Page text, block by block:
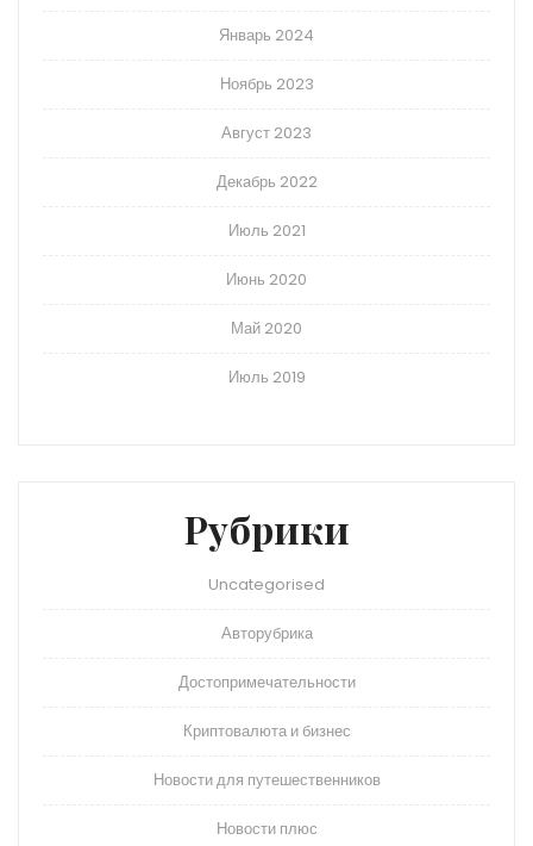
Январь 2024
Ноябрь 2023
Август 2023
Декабрь 2022
Июль 2021
Июнь 2020
Май 2020
Июль 2019
Рубрики
Uncategorised
Авторубрика
Достопримечательности
Криптовалюта и бизнес
Новости для путешественников
Новости плюс